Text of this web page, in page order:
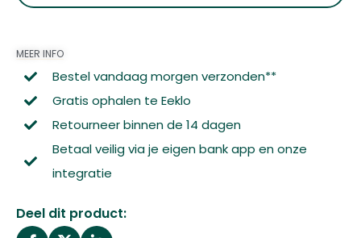
MEER INFO
Bestel vandaag morgen verzonden**
Gratis ophalen te Eeklo
Retourneer binnen de 14 dagen
Betaal veilig via je eigen bank app en onze
integratie
Deel dit product: